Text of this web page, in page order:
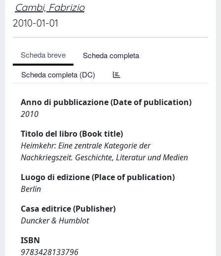
Cambi, Fabrizio
2010-01-01
Scheda breve
Scheda completa
Scheda completa (DC)
Anno di pubblicazione (Date of publication)
2010
Titolo del libro (Book title)
Heimkehr: Eine zentrale Kategorie der
Nachkriegszeit. Geschichte, Literatur und Medien
Luogo di edizione (Place of publication)
Berlin
Casa editrice (Publisher)
Duncker & Humblot
ISBN
9783428133796